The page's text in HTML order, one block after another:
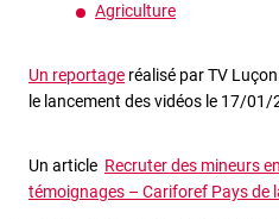
Agriculture
Un reportage réalisé par TV
le lancement des vidéos le 17/01/
Un article Recruter des mineurs
témoignages – Cariforef Pays de